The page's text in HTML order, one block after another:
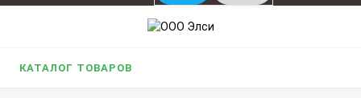
КАТАЛОГ ТОВАРОВ